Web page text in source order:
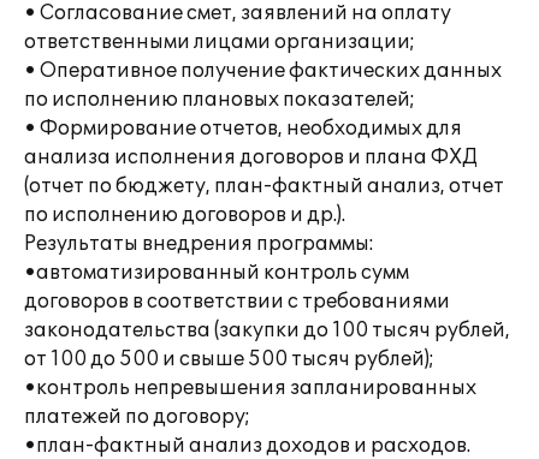
• Согласование смет, заявлений на оплату
ответственными лицами организации;
• Оперативное получение фактических данных
по исполнению плановых показателей;
• Формирование отчетов, необходимых для
анализа исполнения договоров и плана ФХД
(отчет по бюджету, план-фактный анализ, отчет
по исполнению договоров и др.).
Результаты внедрения программы:
•автоматизированный контроль сумм
договоров в соответствии с требованиями
законодательства (закупки до 100 тысяч рублей,
от 100 до 500 и свыше 500 тысяч рублей);
•контроль непревышения запланированных
платежей по договору;
•план-фактный анализ доходов и расходов.